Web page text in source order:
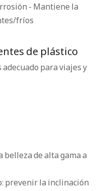
- Mantiene la
fríos
de plástico
para viajes y
belleza de alta gama a
prevenir la inclinación